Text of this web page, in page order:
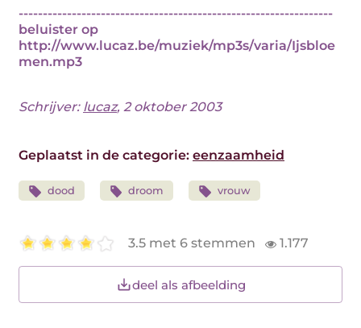
-----------------------------------------------------------------
beluister op
http://www.lucaz.be/muziek/mp3s/varia/Ijsbloe
men.mp3
Schrijver: lucaz, 2 oktober 2003
Geplaatst in de categorie: eenzaamheid
dood droom vrouw
3.5 met 6 stemmen 1.177
deel als afbeelding